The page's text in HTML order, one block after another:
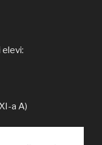
a A)